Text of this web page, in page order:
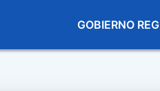
GOBIERNO